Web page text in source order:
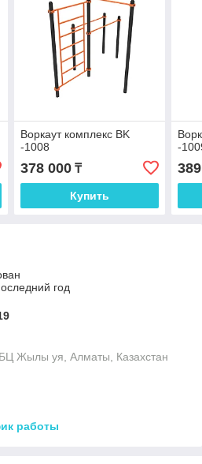
Воркаут комплекс BK
-1008
378 000₸
Купить
-
год
Жылы уя, Алматы, Казахстан
работы